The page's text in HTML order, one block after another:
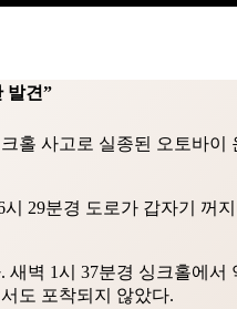
발견”
홀 사고로 실종된 오토바
29분경 도로가 갑자기
벽 1시 37분경 싱크홀에
도 포착되지 않았다.